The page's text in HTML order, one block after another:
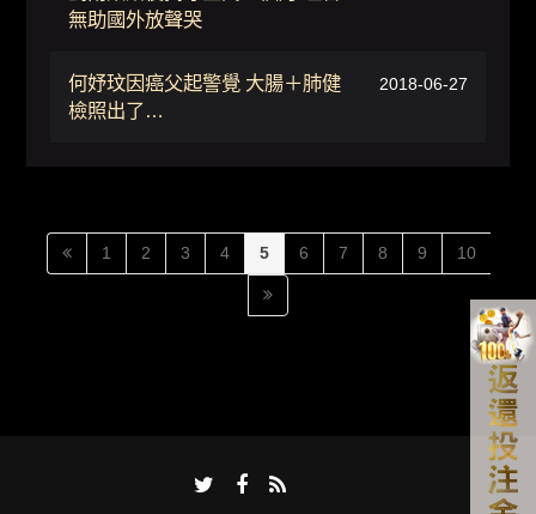
無助國外放聲哭
2018-06-27
何妤玟因癌父起警覺 大腸＋肺健
檢照出了…
1 2 3 4 5 6 7 8 9 10